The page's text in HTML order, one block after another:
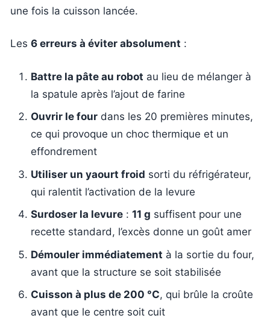
une fois la cuisson lancée.
Les 6 erreurs à éviter absolument :
Battre la pâte au robot au lieu de mélanger à
la spatule après l’ajout de farine
Ouvrir le four dans les 20 premières minutes,
ce qui provoque un choc thermique et un
effondrement
Utiliser un yaourt froid sorti du réfrigérateur,
qui ralentit l’activation de la levure
Surdoser la levure : 11 g suffisent pour une
recette standard, l’excès donne un goût amer
Démouler immédiatement à la sortie du four,
avant que la structure se soit stabilisée
Cuisson à plus de 200 °C, qui brûle la croûte
avant que le centre soit cuit